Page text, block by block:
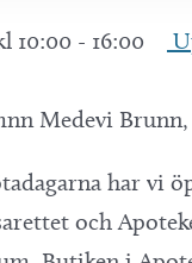
10:00 - 16:00
Medevi
har vi
och